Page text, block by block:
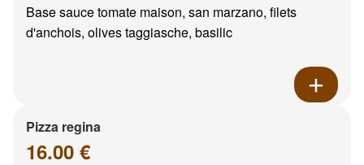
Base sauce tomate maison, san marzano, filets
d'anchois, olives taggiasche, basilic
Pizza regina
16.00 €